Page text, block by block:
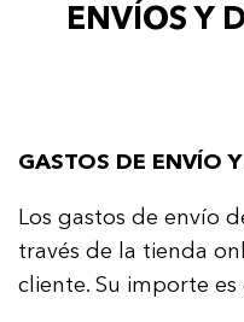
ENVÍOS Y
GASTOS DE ENVÍO
Los gastos de envío
través de la tienda
cliente. Su importe es